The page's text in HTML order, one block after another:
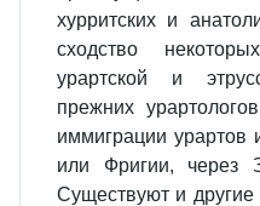
хурритских и
сходство
урартской и
прежних
иммиграции урартов
или Фригии, через
Существуют и